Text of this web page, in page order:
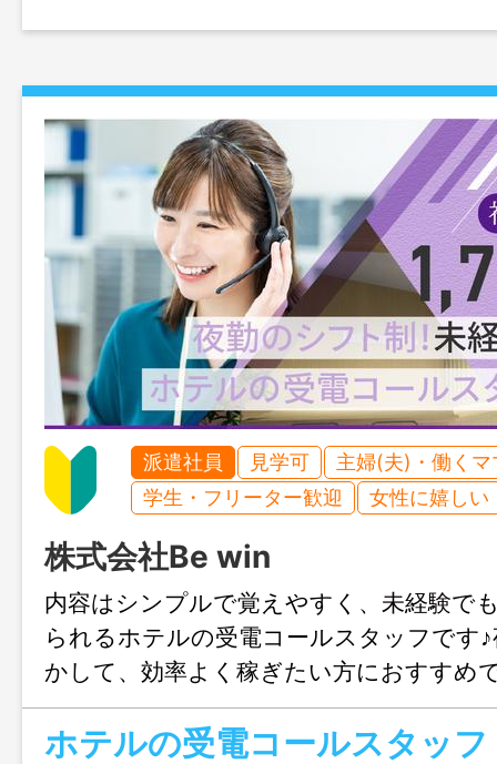
派遣社員 見学可
主婦(夫)・働くマ
学生・フリーター歓迎
女性に嬉しい
株式会社Be win
内容はシンプルで覚えやすく、未経験で
られるホテルの受電コールスタッフです
かして、効率よく稼ぎたい方におすすめ
わせのみも大歓迎、まずはじょぶる福岡
連絡ください。
ホテルの受電コールスタッフ